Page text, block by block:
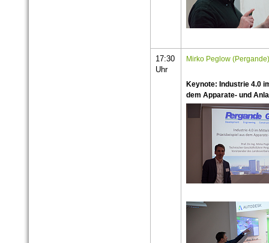
17:30
Uhr
Mirko Peglow
Keynote: Industrie 4.0
dem Apparate- und